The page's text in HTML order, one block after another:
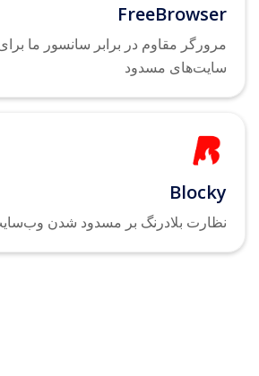
FreeBrowser
مرورگر مقاوم در برابر سانسور ما
سایت‌های مسدود
Blocky
نظارت بلادرنگ بر مسدود شدن